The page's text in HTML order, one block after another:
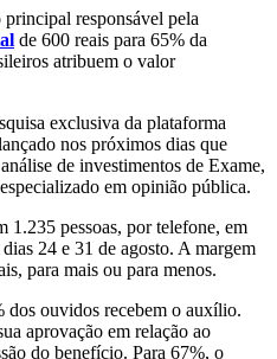
principal responsável pela
de 600 reais para 65% da
atribuem o valor
exclusiva da plataforma
nos próximos dias que
de investimentos de Exame,
em opinião pública.
1.235 pessoas, por telefone, em
24 e 31 de agosto. A margem
para mais ou para menos.
ouvidos recebem o auxílio.
aprovação em relação ao
do benefício. Para 67%, o